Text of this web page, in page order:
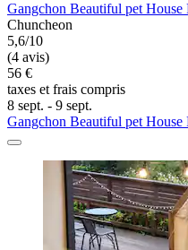
Gangchon Beautiful pet House
Chuncheon
5,6/10
(4 avis)
56 €
taxes et frais compris
8 sept. - 9 sept.
Gangchon Beautiful pet House